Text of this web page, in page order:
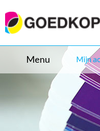
Menu Mijn